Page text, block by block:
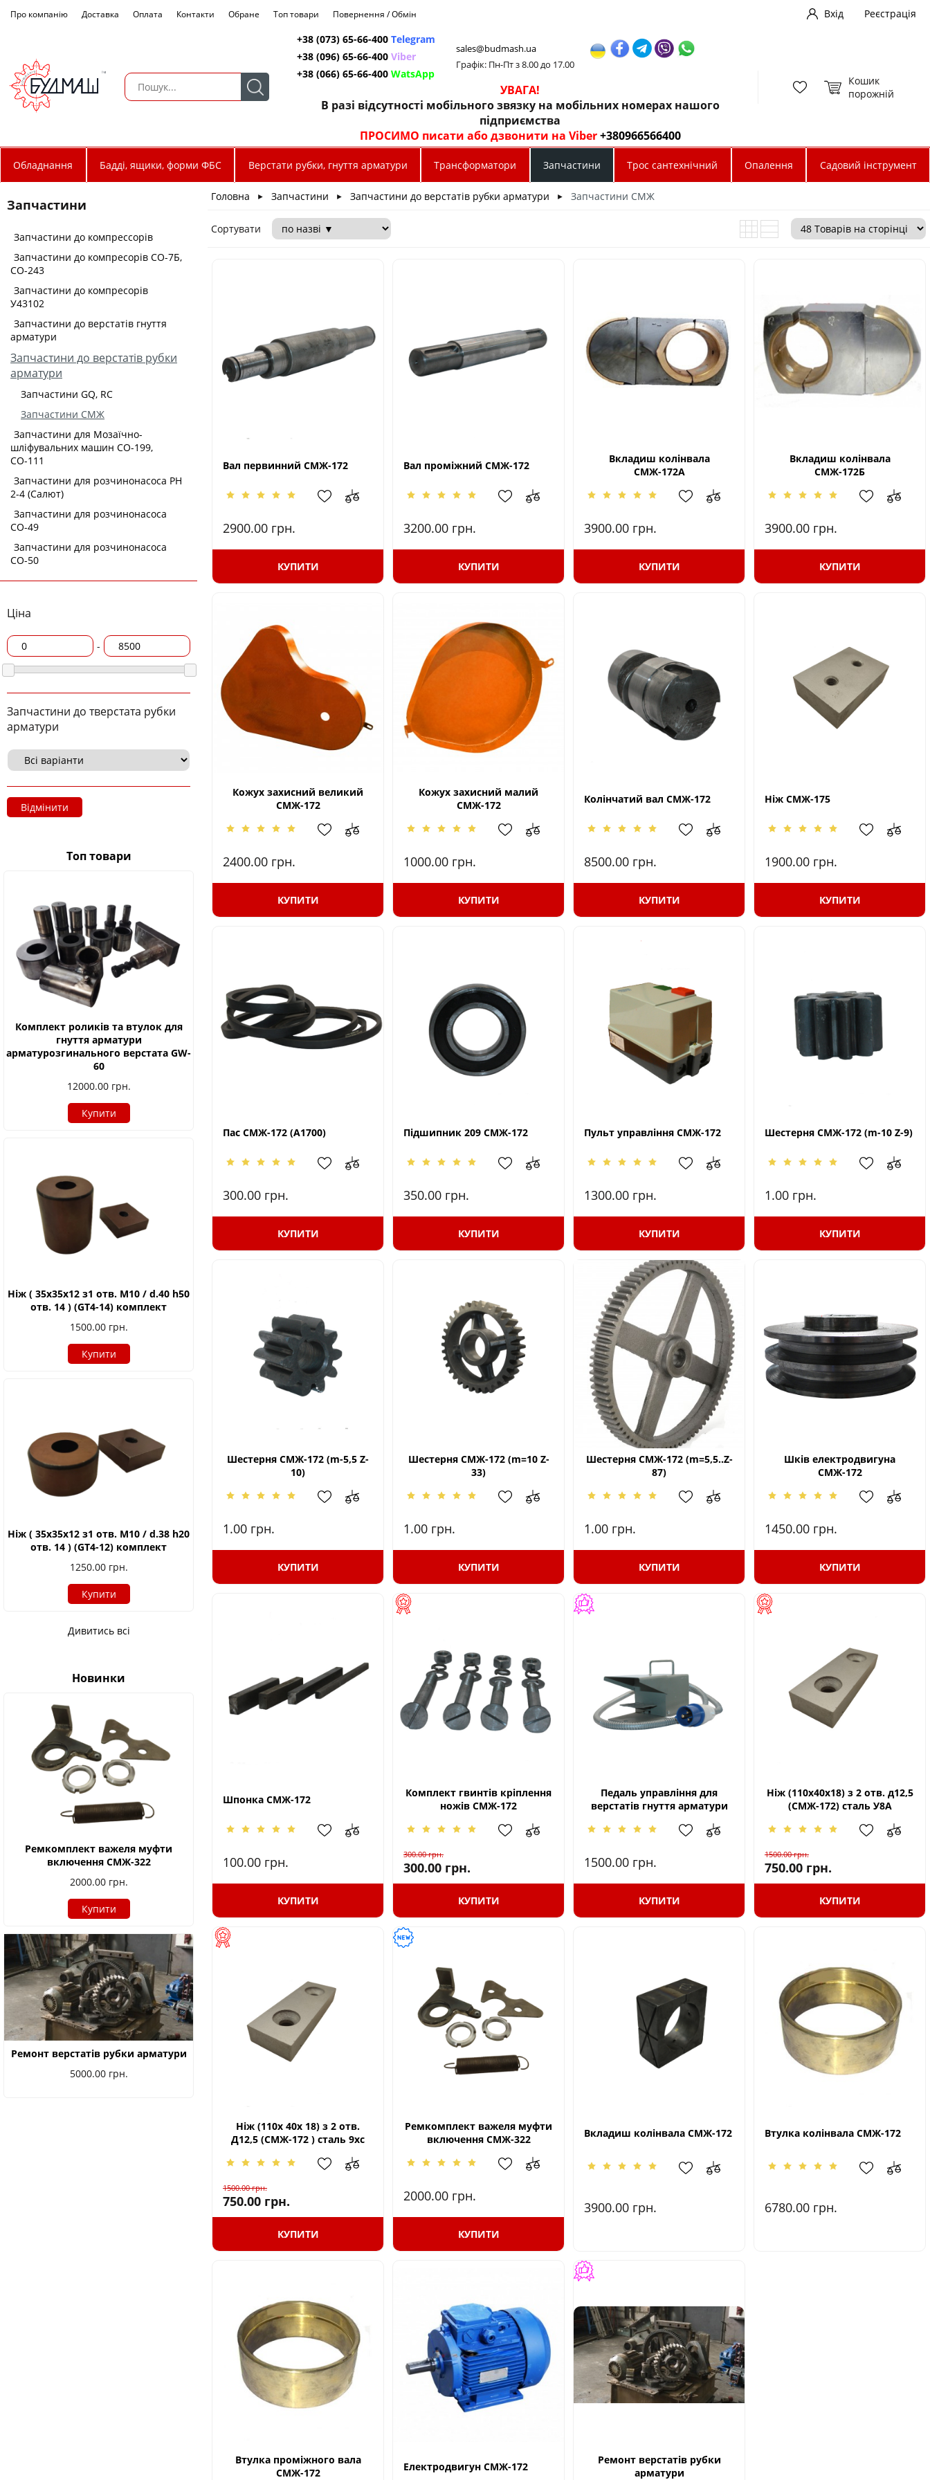
Про компанію Доставка Оплата Контакти Обране Топ товари Повернення / Обмін Вхід
Реєстрація
+38 (073) 65-66-400 Telegram
+38 (096) 65-66-400 Viber
+38 (066) 65-66-400 WatsApp
sales@budmash.ua
Графік: Пн-Пт з 8.00 до 17.00
УВАГА!
В разі відсутності мобільного звязку на мобільних номерах нашого
підприємства
ПРОСИМО писати або дзвонити на Viber+380966566400
Кошик
порожній
Обладнання Бадді, ящики, форми ФБС Верстати рубки, гнуття арматури Трансформатори Запчастини Трос сантехнічний Опалення Садовий інструмент
Запчастини
Запчастини до компрессорів
Запчастини до компресорів СО-7Б,
СО-243
Запчастини до компресорів
У43102
Запчастини до верстатів гнуття
арматури
Запчастини до верстатів рубки
арматури
Запчастини GQ, RC
Запчастини СМЖ
Запчастини для Мозаїчно-
шліфувальних машин СО-199,
СО-111
Запчастини для розчинонасоса РН
2-4 (Салют)
Запчастини для розчинонасоса
СО-49
Запчастини для розчинонасоса
СО-50
Ціна
-
Запчастини до тверстата рубки
арматури
Відмінити
Топ товари
Комплект роликів та втулок для
гнуття арматури
арматурозгинального верстата GW-
60
12000.00 грн.
Купити
Ніж ( 35х35х12 з1 отв. М10 / d.40 h50
отв. 14 ) (GT4-14) комплект
1500.00 грн.
Купити
Ніж ( 35х35х12 з1 отв. М10 / d.38 h20
отв. 14 ) (GT4-12) комплект
1250.00 грн.
Купити
Дивитись всі
Новинки
Ремкомплект важеля муфти
включення СМЖ-322
2000.00 грн.
Купити
Ремонт верстатів рубки арматури
5000.00 грн.
Головна ► Запчастини ► Запчастини до верстатів рубки арматури ► Запчастини СМЖ
Сортувати
Вал первинний СМЖ-172
2900.00 грн.
КУПИТИ
Вал проміжний СМЖ-172
3200.00 грн.
КУПИТИ
Вкладиш колінвала
СМЖ-172А
3900.00 грн.
КУПИТИ
Вкладиш колінвала
СМЖ-172Б
3900.00 грн.
КУПИТИ
Кожух захисний великий
СМЖ-172
2400.00 грн.
КУПИТИ
Кожух захисний малий
СМЖ-172
1000.00 грн.
КУПИТИ
Колінчатий вал СМЖ-172
8500.00 грн.
КУПИТИ
Ніж СМЖ-175
1900.00 грн.
КУПИТИ
Пас СМЖ-172 (А1700)
300.00 грн.
КУПИТИ
Підшипник 209 СМЖ-172
350.00 грн.
КУПИТИ
Пульт управління СМЖ-172
1300.00 грн.
КУПИТИ
Шестерня СМЖ-172 (m-10 Z-9)
1.00 грн.
КУПИТИ
Шестерня СМЖ-172 (m-5,5 Z-
10)
1.00 грн.
КУПИТИ
Шестерня СМЖ-172 (m=10 Z-
33)
1.00 грн.
КУПИТИ
Шестерня СМЖ-172 (m=5,5..Z-
87)
1.00 грн.
КУПИТИ
Шків електродвигуна
СМЖ-172
1450.00 грн.
КУПИТИ
Шпонка СМЖ-172
100.00 грн.
КУПИТИ
Комплект гвинтів кріплення
ножів СМЖ-172
300.00грн.
300.00 грн.
КУПИТИ
Педаль управління для
верстатів гнуття арматури
1500.00 грн.
КУПИТИ
Ніж (110х40х18) з 2 отв. д12,5
(СМЖ-172) сталь У8А
1500.00грн.
750.00 грн.
КУПИТИ
Ніж (110х 40х 18) з 2 отв.
Д12,5 (СМЖ-172 ) сталь 9хс
1500.00грн.
750.00 грн.
КУПИТИ
Ремкомплект важеля муфти
включення СМЖ-322
2000.00 грн.
КУПИТИ
Вкладиш колінвала СМЖ-172
3900.00 грн.
Втулка колінвала СМЖ-172
6780.00 грн.
Втулка проміжного вала
СМЖ-172
Електродвигун СМЖ-172
Ремонт верстатів рубки
арматури